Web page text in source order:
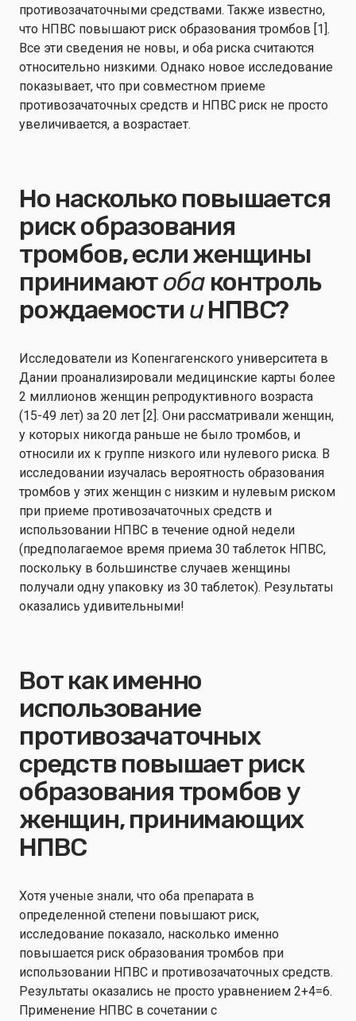
противозачаточными средствами. Также известно,
что НПВС повышают риск образования тромбов [1].
Все эти сведения не новы, и оба риска считаются
относительно низкими. Однако новое исследование
показывает, что при совместном приеме
противозачаточных средств и НПВС риск не просто
увеличивается, а возрастает.
Но насколько повышается
риск образования
тромбов, если женщины
принимаютоба контроль
рождаемости иНПВС?
Исследователи из Копенгагенского университета в
Дании проанализировали медицинские карты более
2 миллионов женщин репродуктивного возраста
(15-49 лет) за 20 лет [2]. Они рассматривали женщин,
у которых никогда раньше не было тромбов, и
относили их к группе низкого или нулевого риска. В
исследовании изучалась вероятность образования
тромбов у этих женщин с низким и нулевым риском
при приеме противозачаточных средств и
использовании НПВС в течение одной недели
(предполагаемое время приема 30 таблеток НПВС,
поскольку в большинстве случаев женщины
получали одну упаковку из 30 таблеток). Результаты
оказались удивительными!
Вот как именно
использование
противозачаточных
средств повышает риск
образования тромбов у
женщин, принимающих
НПВС
Хотя ученые знали, что оба препарата в
определенной степени повышают риск,
исследование показало, насколько именно
повышается риск образования тромбов при
использовании НПВС и противозачаточных средств.
Результаты оказались не просто уравнением 2+4=6.
Применение НПВС в сочетании с